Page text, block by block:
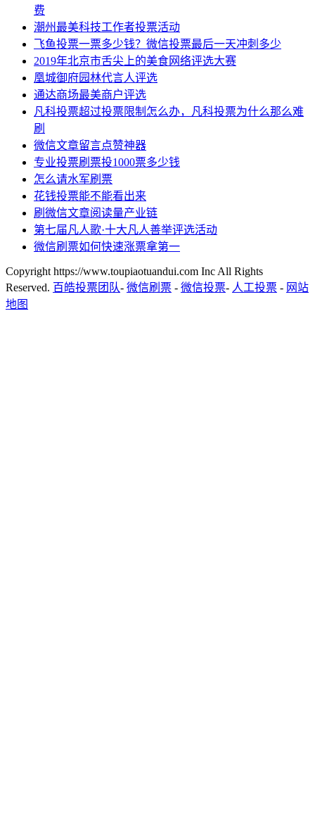
费
潮州最美科技工作者投票活动
飞鱼投票一票多少钱？微信投票最后一天冲刺多少
2019年北京市舌尖上的美食网络评选大赛
凰城御府园林代言人评选
通达商场最美商户评选
凡科投票超过投票限制怎么办，凡科投票为什么那么难
刷
微信文章留言点赞神器
专业投票刷票投1000票多少钱
怎么请水军刷票
花钱投票能不能看出来
刷微信文章阅读量产业链
第七届凡人歌·十大凡人善举评选活动
微信刷票如何快速涨票拿第一
Copyright https://www.toupiaotuandui.com Inc All Rights
Reserved. 百皓投票团队- 微信刷票 - 微信投票- 人工投票 - 网站
地图